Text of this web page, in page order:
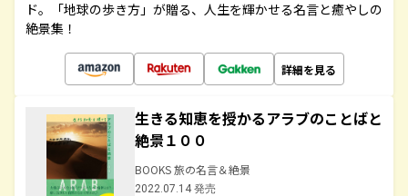
ド。「地球の歩き方」が贈る、人生を輝かせる名言と癒やしの
絶景集！
詳細を見る
生きる知恵を授かるアラブのことばと
絶景１００
BOOKS 旅の名言＆絶景
2022.07.14 発売